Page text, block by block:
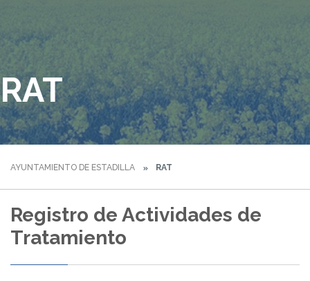
RAT
AYUNTAMIENTO DE ESTADILLA RAT
Registro de Actividades de
Tratamiento